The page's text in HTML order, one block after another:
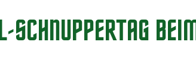
SCHNUPPERTAG